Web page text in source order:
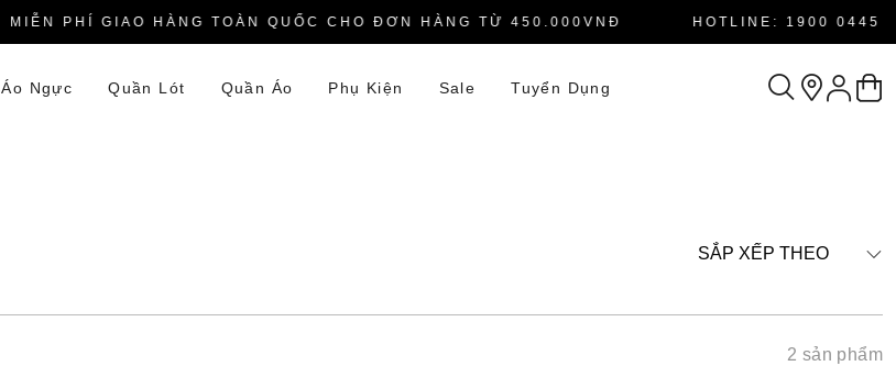
MIỄN PHÍ GIAO HÀNG TOÀN QUỐC CHO ĐƠN HÀNG TỪ 450.000VNĐ HOTLINE: 1900 0445
Áo Ngực Quần Lót Quần Áo Phụ Kiện Sale Tuyển Dụng
SẮP XẾP THEO
2 sản phẩm